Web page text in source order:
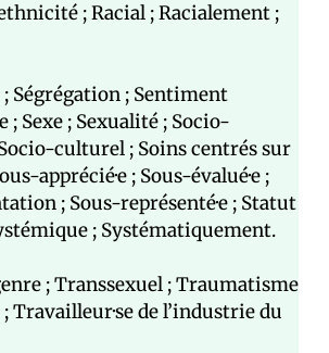
; Racial ; Racialement ;
Ségrégation ; Sentiment
; Sexe ; Sexualité ; Socio-
culturel ; Soins centrés sur
apprécié·e ; Sous-évalué·e ;
; Sous-représenté·e ; Statut
; Systématiquement.
; Transsexuel ; Traumatisme
Travailleur·se de l’industrie du